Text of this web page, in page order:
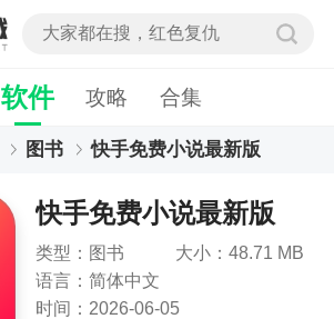
软件 攻略 合集
图书 快手免费小说最新版
快手免费小说最新版
类型：图书
大小：48.71 MB
语言：简体中文
时间：2026-06-05